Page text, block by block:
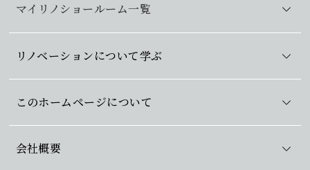
マイリノショールーム一覧
リノベーションについて学ぶ
このホームページについて
会社概要